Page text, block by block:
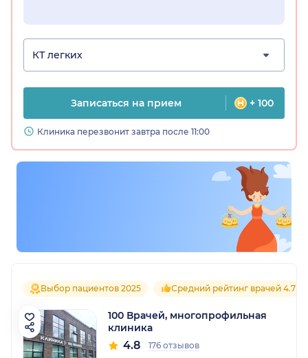
КТ легких
Записаться на прием + 100
Клиника перезвонит завтра после 11:00
Выбор пациентов 2025 Средний рейтинг врачей 4.7
100 Врачей, многопрофильная
клиника
4.8 176 отзывов